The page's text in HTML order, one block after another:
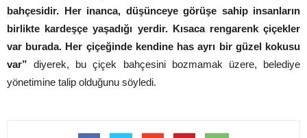
bahçesidir. Her inanca, düşünceye görüşe sahip insanların
birlikte kardeşçe yaşadığı yerdir. Kısaca rengarenk çiçekler
var burada. Her çiçeğinde kendine has ayrı bir güzel kokusu
var” diyerek, bu çiçek bahçesini bozmamak üzere, belediye
yönetimine talip olduğunu söyledi.